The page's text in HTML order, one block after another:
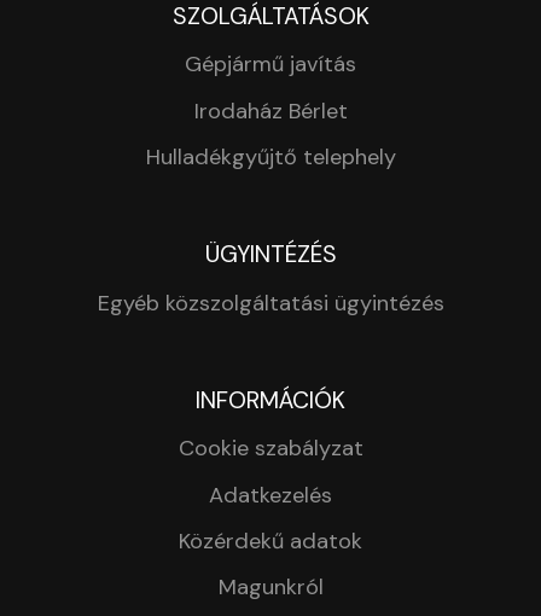
SZOLGÁLTATÁSOK
Gépjármű javítás
Irodaház Bérlet
Hulladékgyűjtő telephely
ÜGYINTÉZÉS
Egyéb közszolgáltatási ügyintézés
INFORMÁCIÓK
Cookie szabályzat
Adatkezelés
Közérdekű adatok
Magunkról